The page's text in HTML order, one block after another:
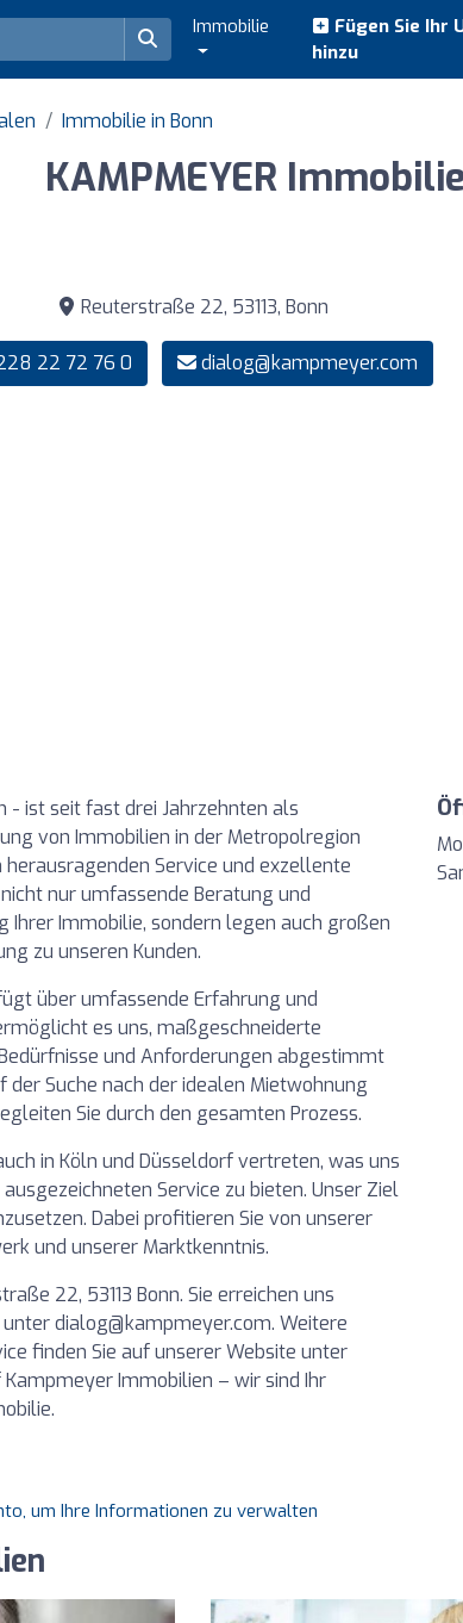
Immobilie
Fügen Sie Ihr
hinzu
Immobilie in Bonn
KAMPMEYER
Reuterstraße 22, 53113, Bonn
22 72 76 0 dialog@kampmeyer.com
- ist seit fast drei Jahrzehnten als
von Immobilien in der Metropolregion
Service und exzellente
nur umfassende Beratung und
Immobilie, sondern legen auch großen
zu unseren Kunden.
über umfassende Erfahrung und
es uns, maßgeschneiderte
und Anforderungen abgestimmt
Suche nach der idealen Mietwohnung
Sie durch den gesamten Prozess.
in Köln und Düsseldorf vertreten, was uns
Service zu bieten. Unser Ziel
Dabei profitieren Sie von unserer
und unserer Marktkenntnis.
22, 53113 Bonn. Sie erreichen uns
dialog@kampmeyer.com. Weitere
finden Sie auf unserer Website unter
Immobilien – wir sind Ihr
um Ihre Informationen zu verwalten